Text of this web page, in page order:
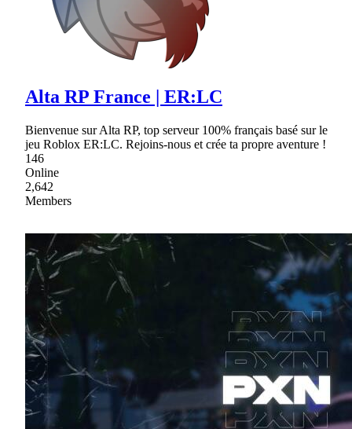
Alta RP France | ER:LC
Bienvenue sur Alta RP, top serveur 100% français basé sur le
jeu Roblox ER:LC. Rejoins-nous et crée ta propre aventure !
146
Online
2,642
Members